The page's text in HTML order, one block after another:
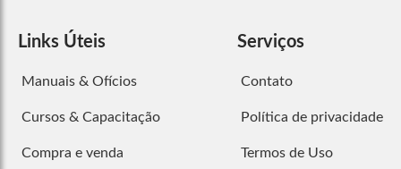
Links Úteis
Manuais & Ofícios
Cursos & Capacitação
Compra e venda
Serviços
Contato
Política de privacidade
Termos de Uso